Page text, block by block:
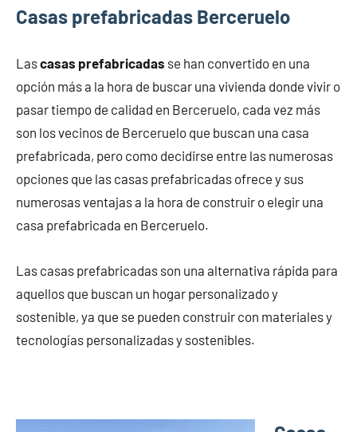
Casas prefabricadas Berceruelo
Lascasas prefabricadas se han convertido en una
opción más a la hora de buscar una vivienda donde vivir o
pasar tiempo de calidad en Berceruelo, cada vez más
son los vecinos de Berceruelo que buscan una casa
prefabricada, pero como decidirse entre las numerosas
opciones que las casas prefabricadas ofrece y sus
numerosas ventajas a la hora de construir o elegir una
casa prefabricada en Berceruelo.
Las casas prefabricadas son una alternativa rápida para
aquellos que buscan un hogar personalizado y
sostenible, ya que se pueden construir con materiales y
tecnologías personalizadas y sostenibles.